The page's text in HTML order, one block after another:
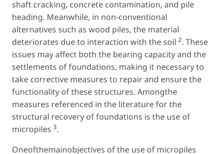
shaft cracking, concrete contamination, and pile
heading. Meanwhile, in non-conventional
alternatives such as wood piles, the material
deteriorates due to interaction with the soil 2. These
issues may affect both the bearing capacity and the
settlements of foundations, making it necessary to
take corrective measures to repair and ensure the
functionality of these structures. Amongthe
measures referenced in the literature for the
structural recovery of foundations is the use of
micropiles 3.
Oneofthemainobjectives of the use of micropiles